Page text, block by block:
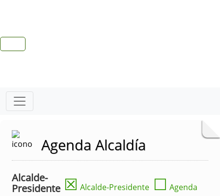
Agenda Alcaldía
Alcalde-
Presidente ☒ Alcalde-Presidente ☐ Agenda